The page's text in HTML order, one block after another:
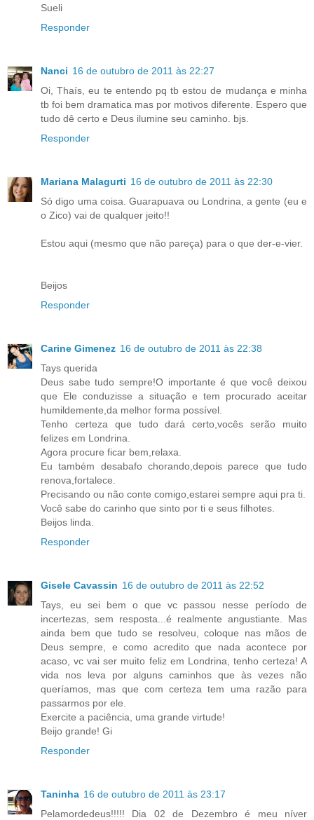
Sueli
Responder
Nanci 16 de outubro de 2011 às 22:27
Oi, Thaís, eu te entendo pq tb estou de mudança e minha
tb foi bem dramatica mas por motivos diferente. Espero que
tudo dê certo e Deus ilumine seu caminho. bjs.
Responder
Mariana Malagurti 16 de outubro de 2011 às 22:30
Só digo uma coisa. Guarapuava ou Londrina, a gente (eu e
o Zico) vai de qualquer jeito!!
Estou aqui (mesmo que não pareça) para o que der-e-vier.
Beijos
Responder
Carine Gimenez 16 de outubro de 2011 às 22:38
Tays querida
Deus sabe tudo sempre!O importante é que você deixou
que Ele conduzisse a situação e tem procurado aceitar
humildemente,da melhor forma possível.
Tenho certeza que tudo dará certo,vocês serão muito
felizes em Londrina.
Agora procure ficar bem,relaxa.
Eu também desabafo chorando,depois parece que tudo
renova,fortalece.
Precisando ou não conte comigo,estarei sempre aqui pra ti.
Você sabe do carinho que sinto por ti e seus filhotes.
Beijos linda.
Responder
Gisele Cavassin 16 de outubro de 2011 às 22:52
Tays, eu sei bem o que vc passou nesse período de
incertezas, sem resposta...é realmente angustiante. Mas
ainda bem que tudo se resolveu, coloque nas mãos de
Deus sempre, e como acredito que nada acontece por
acaso, vc vai ser muito feliz em Londrina, tenho certeza! A
vida nos leva por alguns caminhos que às vezes não
queríamos, mas que com certeza tem uma razão para
passarmos por ele.
Exercite a paciência, uma grande virtude!
Beijo grande! Gi
Responder
Taninha 16 de outubro de 2011 às 23:17
Pelamordedeus!!!!! Dia 02 de Dezembro é meu níver